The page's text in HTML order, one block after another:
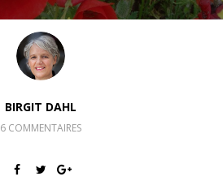
BIRGIT DAHL
6 COMMENTAIRES